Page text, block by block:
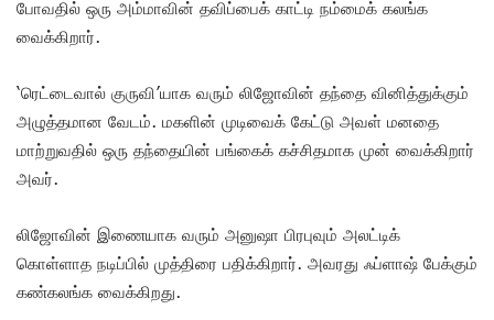
போவதில் ஒரு அம்மாவின் தவிப்பைக் காட்டி நம்மைக் கலங்க
வைக்கிறார்.
‘ரெட்டைவால் குருவி’யாக வரும் லிஜோவின் தந்தை வினித்துக்கும்
அழுத்தமான வேடம். மகளின் முடிவைக் கேட்டு அவள் மனதை
மாற்றுவதில் ஒரு தந்தையின் பங்கைக் கச்சிதமாக முன் வைக்கிறார்
அவர்.
லிஜோவின் இணையாக வரும் அனுஷா பிரபுவும் அலட்டிக்
கொள்ளாத நடிப்பில் முத்திரை பதிக்கிறார். அவரது ஃப்ளாஷ் பேக்கும்
கண்கலங்க வைக்கிறது.